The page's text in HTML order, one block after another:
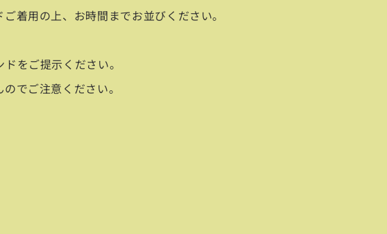
着用の上、お時間までお並びください。
をご提示ください。
でご注意ください。